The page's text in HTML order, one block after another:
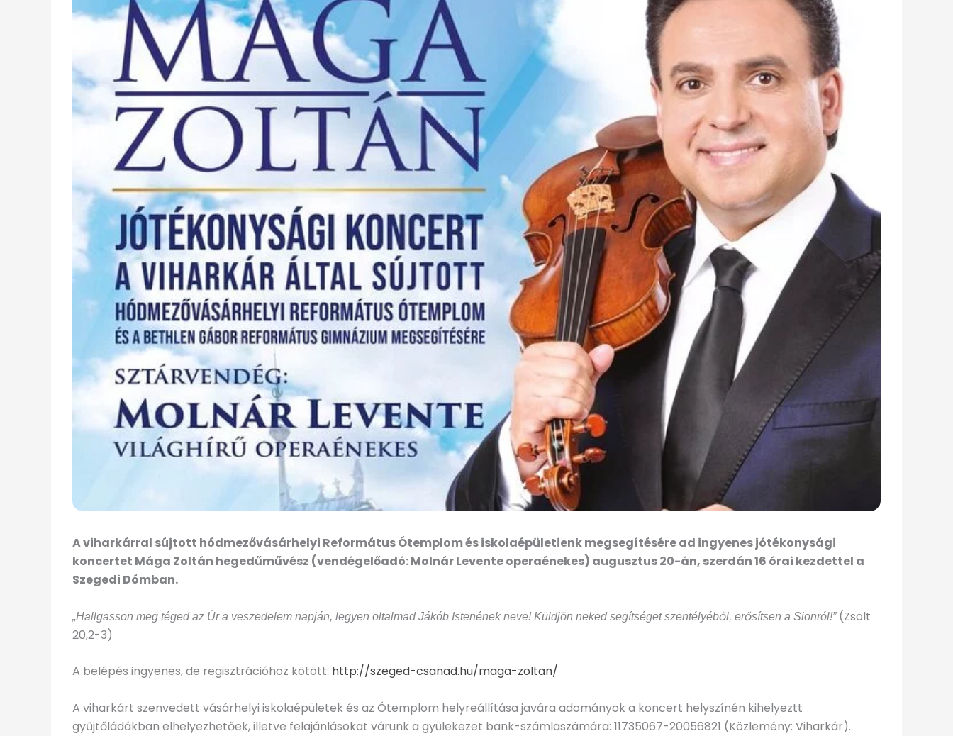
Aviharkárral sújtott hódmezővásárhelyi Református Ótemplom és iskolaépületienk megsegítésére ad ingyenes jótékonysági
koncertet Mága Zoltán hegedűművész (vendégelőadó: Molnár Levente operaénekes) augusztus 20-án, szerdán 16 órai kezdettel a
Szegedi Dómban.
„Hallgasson meg téged az Úr a veszedelem napján, legyen oltalmad Jákób Istenének neve! Küldjön neked segítséget szentélyéből, erősítsen a Sionról!”(Zsolt
20,2-3)
A belépés ingyenes, de regisztrációhoz kötött: http://szeged-csanad.hu/maga-zoltan/
A viharkárt szenvedett vásárhelyi iskolaépületek és az Ótemplom helyreállítása javára adományok a koncert helyszínén kihelyeztt
gyűjtőládákban elhelyezhetőek, illetve felajánlásokat várunk a gyülekezet bank-számlaszámára: 11735067-20056821 (Közlemény: Viharkár).